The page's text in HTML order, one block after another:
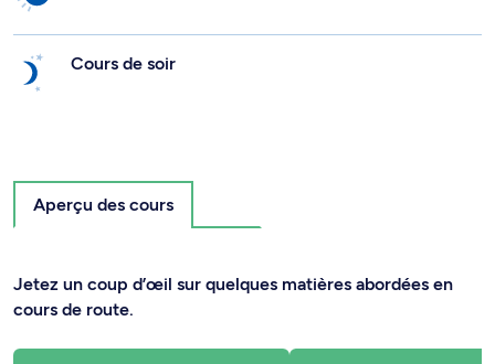
Cours de soir
Aperçu des cours
Jetez un coup d’œil sur quelques matières abordées en
cours de route.